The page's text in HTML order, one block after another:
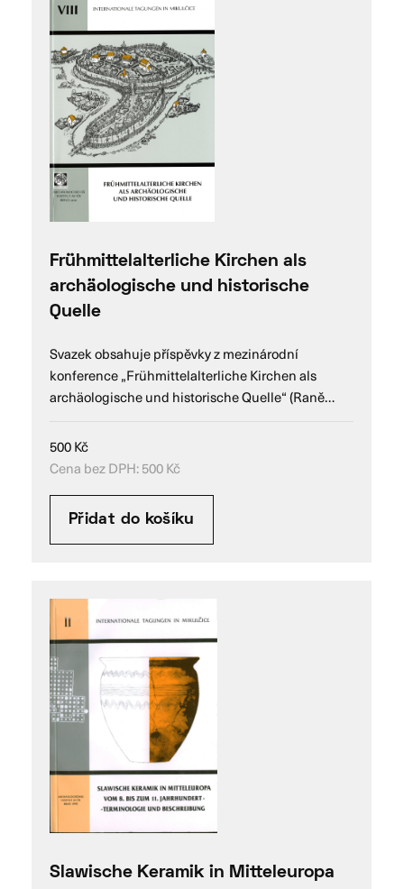
Frühmittelalterliche Kirchen als
archäologische und historische
Quelle
Svazek obsahuje příspěvky z mezinárodní
konference „Frühmittelalterliche Kirchen als
archäologische und historische Quelle“ (Raně…
500Kč
Cena bez DPH:500Kč
Přidat do košíku
Slawische Keramik in Mitteleuropa